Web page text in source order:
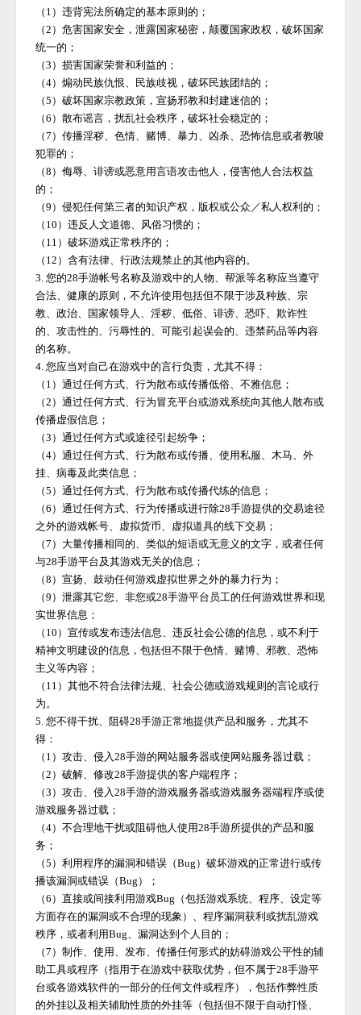
（ 1）违背宪法所确定的基本原则的；
（2）危害国家安全，泄露国家秘密，颠覆国家政权，破坏国家
统一的；
（3）损害国家荣誉和利益的；
（4）煽动民族仇恨、民族歧视，破坏民族团结的；
（5）破坏国家宗教政策，宣扬邪教和封建迷信的；
（6）散布谣言，扰乱社会秩序，破坏社会稳定的；
（7）传播淫秽、色情、赌博、暴力、凶杀、恐怖信息或者教唆
犯罪的；
（8）侮辱、诽谤或恶意用言语攻击他人，侵害他人合法权益
的；
（9）侵犯任何第三者的知识产权，版权或公众／私人权利的；
（ 10）违反人文道德、风俗习惯的；
（ 11）破坏游戏正常秩序的；
（ 12）含有法律、行政法规禁止的其他内容的。
3. 您的28手游帐号名称及游戏中的人物、帮派等名称应当遵守
合法、健康的原则，不允许使用包括但不限于涉及种族、宗
教、政治、国家领导人、淫秽、低俗、诽谤、恐吓、欺诈性
的、攻击性的、污辱性的、可能引起误会的、违禁药品等内容
的名称。
4. 您应当对自己在游戏中的言行负责，尤其不得：
（ 1）通过任何方式、行为散布或传播低俗、不雅信息；
（2）通过任何方式、行为冒充平台或游戏系统向其他人散布或
传播虚假信息；
（3）通过任何方式或途径引起纷争；
（4）通过任何方式、行为散布或传播、使用私服、木马、外
挂、病毒及此类信息；
（5）通过任何方式、行为散布或传播代练的信息；
（6）通过任何方式、行为传播或进行除28手游提供的交易途径
之外的游戏帐号、虚拟货币、虚拟道具的线下交易；
（7）大量传播相同的、类似的短语或无意义的文字，或者任何
与28手游平台及其游戏无关的信息；
（8）宣扬、鼓动任何游戏虚拟世界之外的暴力行为；
（9）泄露其它您、非您或28手游平台员工的任何游戏世界和现
实世界信息；
（ 10）宣传或发布违法信息、违反社会公德的信息，或不利于
精神文明建设的信息，包括但不限于色情、赌博、邪教、恐怖
主义等内容；
（ 11）其他不符合法律法规、社会公德或游戏规则的言论或行
为。
5. 您不得干扰、阻碍28手游正常地提供产品和服务，尤其不
得：
（ 1）攻击、侵入28手游的网站服务器或使网站服务器过载；
（2）破解、修改28手游提供的客户端程序；
（3）攻击、侵入28手游的游戏服务器或游戏服务器端程序或使
游戏服务器过载；
（4）不合理地干扰或阻碍他人使用28手游所提供的产品和服
务；
（5）利用程序的漏洞和错误（Bug）破坏游戏的正常进行或传
播该漏洞或错误（Bug）；
（6）直接或间接利用游戏Bug（包括游戏系统、程序、设定等
方面存在的漏洞或不合理的现象）、程序漏洞获利或扰乱游戏
秩序，或者利用Bug、漏洞达到个人目的；
（7）制作、使用、发布、传播任何形式的妨碍游戏公平性的辅
助工具或程序（指用于在游戏中获取优势，但不属于28手游平
台或各游戏软件的一部分的任何文件或程序），包括作弊性质
的外挂以及相关辅助性质的外挂等（包括但不限于自动打怪、